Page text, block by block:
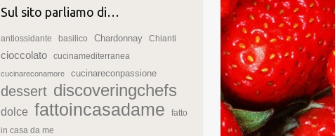
Sul sito parliamo di…
antiossidante basilico Chardonnay Chianti
cioccolato cucinamediterranea
cucinareconamore cucinareconpassione
dessert discoveringchefs
dolce fattoincasadame
fatto
in casa da me